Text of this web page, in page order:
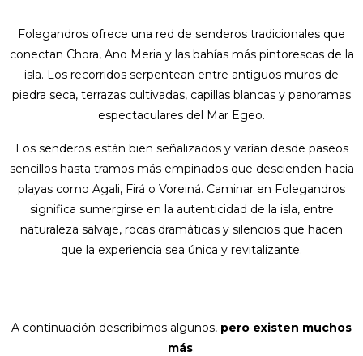
Folegandros ofrece una red de senderos tradicionales que
conectan Chora, Ano Meria y las bahías más pintorescas de la
isla. Los recorridos serpentean entre antiguos muros de
piedra seca, terrazas cultivadas, capillas blancas y panoramas
espectaculares del Mar Egeo.
Los senderos están bien señalizados y varían desde paseos
sencillos hasta tramos más empinados que descienden hacia
playas como Agali, Firá o Voreiná. Caminar en Folegandros
significa sumergirse en la autenticidad de la isla, entre
naturaleza salvaje, rocas dramáticas y silencios que hacen
que la experiencia sea única y revitalizante.
A continuación describimos algunos, pero existen muchos
más.